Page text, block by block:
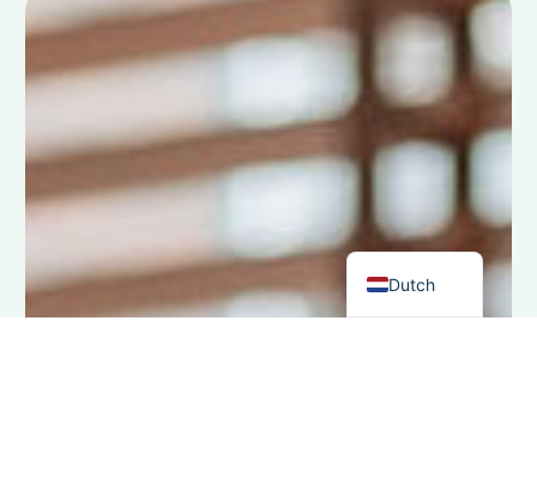
Dutch
English
Spanish
French